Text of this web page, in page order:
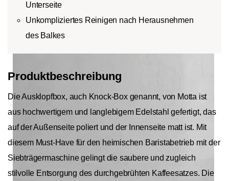
Unterseite
Unkompliziertes Reinigen nach Herausnehmen
des Balkes
Produktbeschreibung
Die Ausklopfbox, auch Knock-Box genannt, von Motta ist
aus hochwertigem und langlebigem Edelstahl gefertigt, das
auf der Außenseite poliert und der Innenseite matt ist. Mit
diesem Must-Have für den heimischen Baristabetrieb mit der
Siebträgermaschine gelingt die saubere und zugleich
stilvolle Entsorgung des durchgebrühten Kaffeesatzes. Die